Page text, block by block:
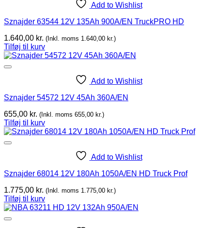
Add to Wishlist
Sznajder 63544 12V 135Ah 900A/EN TruckPRO HD
1.640,00 kr. (Inkl. moms 1.640,00 kr.)
Tilføj til kurv
Add to Wishlist
Sznajder 54572 12V 45Ah 360A/EN
655,00 kr. (Inkl. moms 655,00 kr.)
Tilføj til kurv
Add to Wishlist
Sznajder 68014 12V 180Ah 1050A/EN HD Truck Prof
1.775,00 kr. (Inkl. moms 1.775,00 kr.)
Tilføj til kurv